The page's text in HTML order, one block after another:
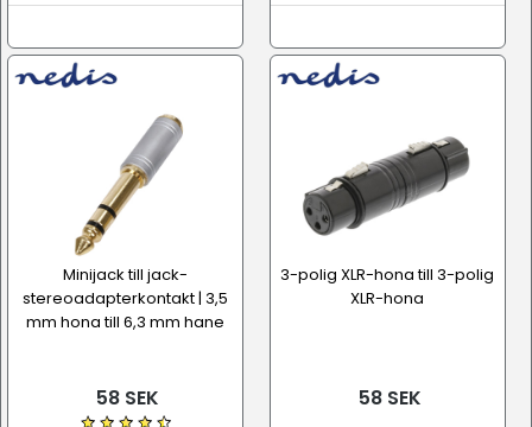
Minijack till jack-
stereoadapterkontakt | 3,5
mm hona till 6,3 mm hane
58 SEK
3-polig XLR-hona till 3-polig
XLR-hona
58 SEK